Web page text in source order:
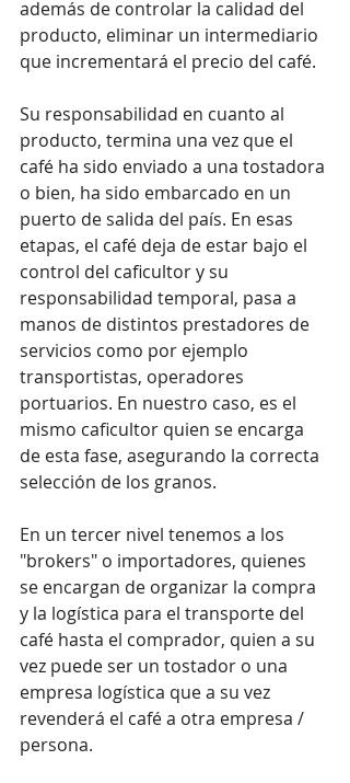
además de controlar la calidad del
producto, eliminar un intermediario
que incrementará el precio del café.
Su responsabilidad en cuanto al
producto, termina una vez que el
café ha sido enviado a una tostadora
o bien, ha sido embarcado en un
puerto de salida del país. En esas
etapas, el café deja de estar bajo el
control del caficultor y su
responsabilidad temporal, pasa a
manos de distintos prestadores de
servicios como por ejemplo
transportistas, operadores
portuarios. En nuestro caso, es el
mismo caficultor quien se encarga
de esta fase, asegurando la correcta
selección de los granos.
En un tercer nivel tenemos a los
"brokers" o importadores, quienes
se encargan de organizar la compra
y la logística para el transporte del
café hasta el comprador, quien a su
vez puede ser un tostador o una
empresa logística que a su vez
revenderá el café a otra empresa /
persona.